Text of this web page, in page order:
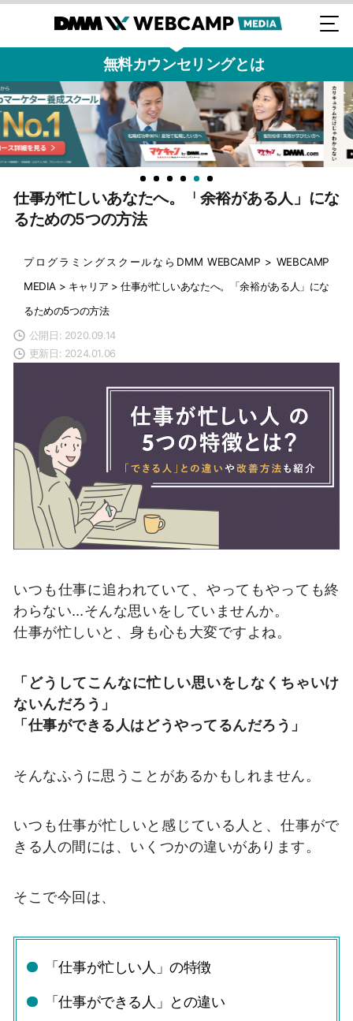
無料カウンセリングとは
仕事が忙しいあなたへ。「余裕がある人」にな
るための5つの方法
プログラミングスクールならDMM WEBCAMP > WEBCAMP
MEDIA > キャリア >仕事が忙しいあなたへ。「余裕がある人」にな
るための5つの方法
公開日: 2020.09.14
更新日: 2024.01.06
いつも仕事に追われていて、やってもやっても終
わらない…そんな思いをしていませんか。
仕事が忙しいと、身も心も大変ですよね。
「どうしてこんなに忙しい思いをしなくちゃいけ
ないんだろう」
「仕事ができる人はどうやってるんだろう」
そんなふうに思うことがあるかもしれません。
いつも仕事が忙しいと感じている人と、仕事がで
きる人の間には、いくつかの違いがあります。
そこで今回は、
「仕事が忙しい人」の特徴
「仕事ができる人」との違い